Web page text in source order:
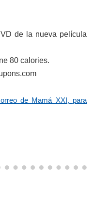
de la nueva película
80 calories.
de Mamá XXI, para